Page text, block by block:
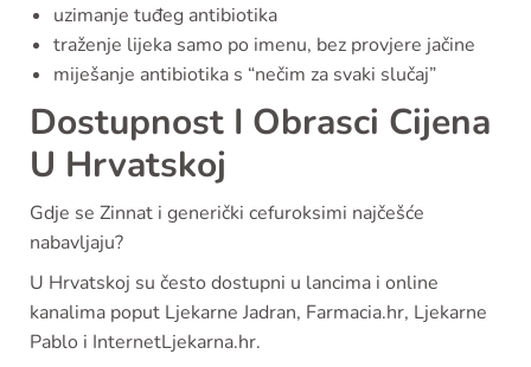
uzimanje tuđeg antibiotika
traženje lijeka samo po imenu, bez provjere jačine
miješanje antibiotika s “nečim za svaki slučaj”
Dostupnost I Obrasci Cijena
U Hrvatskoj
Gdje se Zinnat i generički cefuroksimi najčešće
nabavljaju?
U Hrvatskoj su često dostupni u lancima i online
kanalima poput Ljekarne Jadran, Farmacia.hr, Ljekarne
Pablo i InternetLjekarna.hr.